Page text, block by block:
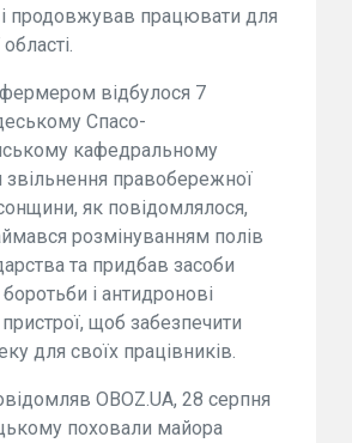
і продовжував працювати для
відбулося 7
Спасо-
кафедральному
звільнення правобережної
як повідомлялося,
розмінуванням полів
та придбав засоби
і антидронові
щоб забезпечити
для своїх працівників.
OBOZ.UA, 28 серпня
поховали майора